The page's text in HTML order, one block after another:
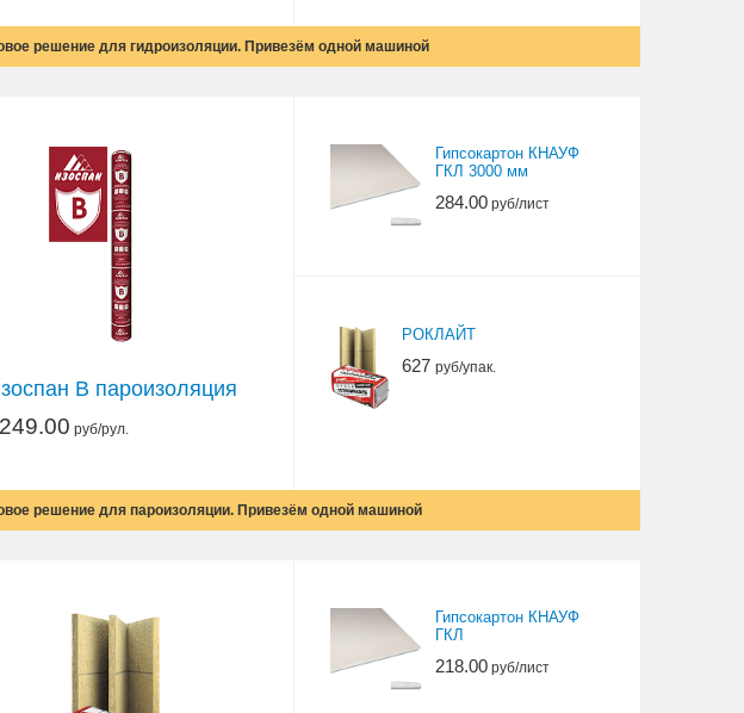
решение для гидроизоляции. Привезём одной машиной
В пароизоляция
руб/рул.
Гипсокартон КНАУФ
ГКЛ 3000 мм
284.00 руб/лист
РОКЛАЙТ
627 руб/упак.
решение для пароизоляции. Привезём одной машиной
Гипсокартон КНАУФ
ГКЛ
218.00 руб/лист